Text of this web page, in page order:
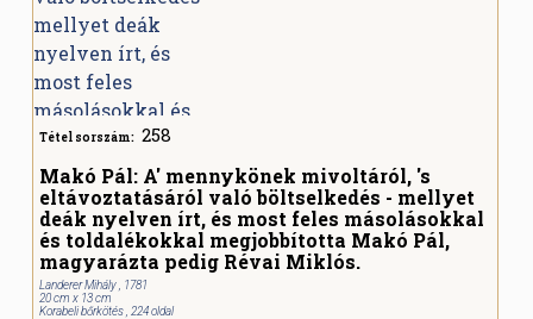
Tétel sorszám: 258
Makó Pál: A' mennykönek mivoltáról, 's
eltávoztatásáról való böltselkedés - mellyet
deák nyelven írt, és most feles másolásokkal
és toldalékokkal megjobbította Makó Pál,
magyarázta pedig Révai Miklós.
Landerer Mihály , 1781
20 cm x 13 cm
Korabeli bőrkötés , 224 oldal